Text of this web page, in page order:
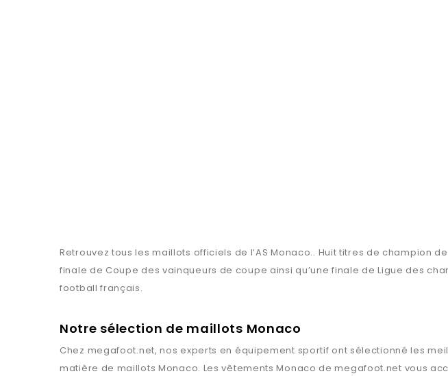
Retrouvez tous les maillots officiels de l’AS Monaco.. Huit titres de champion
finale de Coupe des vainqueurs de coupe ainsi qu’une finale de Ligue des
football français.
Notre sélection de maillots Monaco
Chez megafoot.net, nos experts en équipement sportif ont sélectionné les
matière de maillots Monaco. Les vêtementsMonaco demegafoot.net vous